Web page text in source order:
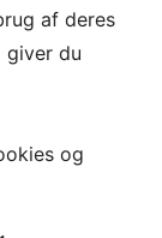
af deres
giver du
og